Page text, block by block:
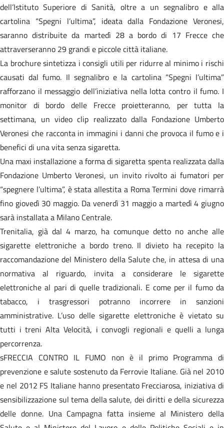
dell’Istituto Superiore di Sanità, oltre a un segnalibro e alla
cartolina “Spegni l’ultima”, ideata dalla Fondazione Veronesi,
saranno distribuite da martedì 28 a bordo di 17 Frecce che
attraverseranno 29 grandi e piccole città italiane.
La brochure sintetizza i consigli utili per ridurre al minimo i rischi
causati dal fumo. Il segnalibro e la cartolina “Spegni l’ultima”
rafforzano il messaggio dell’iniziativa nella lotta contro il fumo. I
monitor di bordo delle Frecce proietteranno, per tutta la
settimana, un video clip realizzato dalla Fondazione Umberto
Veronesi che racconta in immagini i danni che provoca il fumo e i
benefici di una vita senza sigaretta.
Una maxi installazione a forma di sigaretta spenta realizzata dalla
Fondazione Umberto Veronesi, un invito rivolto ai fumatori per
“spegnere l’ultima”, è stata allestita a Roma Termini dove rimarrà
fino giovedì 30 maggio. Da venerdì 31 maggio a martedì 4 giugno
sarà installata a Milano Centrale.
Trenitalia, già dal 4 marzo, ha comunque detto no anche alle
sigarette elettroniche a bordo treno. Il divieto ha recepito la
raccomandazione del Ministero della Salute che, in attesa di una
normativa al riguardo, invita a considerare le sigarette
elettroniche al pari di quelle tradizionali. E come per il fumo da
tabacco, i trasgressori potranno incorrere in sanzioni
amministrative. L’uso delle sigarette elettroniche è vietato su
tutti i treni Alta Velocità, i convogli regionali e quelli a lunga
percorrenza.
sFRECCIA CONTRO IL FUMO non è il primo Programma di
prevenzione e salute sostenuto da Ferrovie Italiane. Già nel 2010
e nel 2012 FS Italiane hanno presentato Frecciarosa, iniziativa di
sensibilizzazione sul tema della salute, dei diritti e della sicurezza
delle donne. Una Campagna fatta insieme al Ministero della